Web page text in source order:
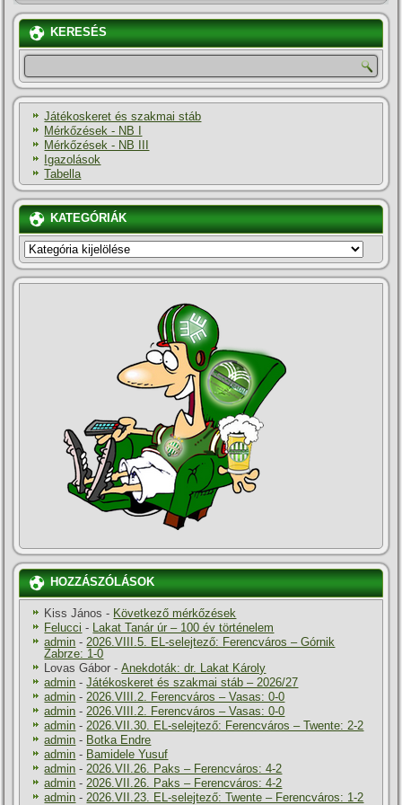
KERESÉS
Játékoskeret és szakmai stáb
Mérkőzések - NB I
Mérkőzések - NB III
Igazolások
Tabella
KATEGÓRIÁK
KATEGÓRIÁK
HOZZÁSZÓLÁSOK
Kiss János - Következő mérkőzések
Felucci - Lakat Tanár úr – 100 év történelem
admin -2026.VIII.5. EL-selejtező: Ferencváros – Górnik
Zabrze: 1-0
Lovas Gábor -Anekdoták: dr. Lakat Károly
admin -Játékoskeret és szakmai stáb – 2026/27
admin -2026.VIII.2. Ferencváros – Vasas: 0-0
admin -2026.VIII.2. Ferencváros – Vasas: 0-0
admin -2026.VII.30. EL-selejtező: Ferencváros – Twente: 2-2
admin - Botka Endre
admin - Bamidele Yusuf
admin -2026.VII.26. Paks – Ferencváros: 4-2
admin -2026.VII.26. Paks – Ferencváros: 4-2
admin -2026.VII.23. EL-selejtező: Twente – Ferencváros: 1-2